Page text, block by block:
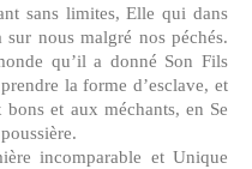
sans limites, Elle qui dans
sur nous malgré nos péchés.
qu’il a donné Son Fils
la forme d’esclave, et
et aux méchants, en Se
incomparable et Unique